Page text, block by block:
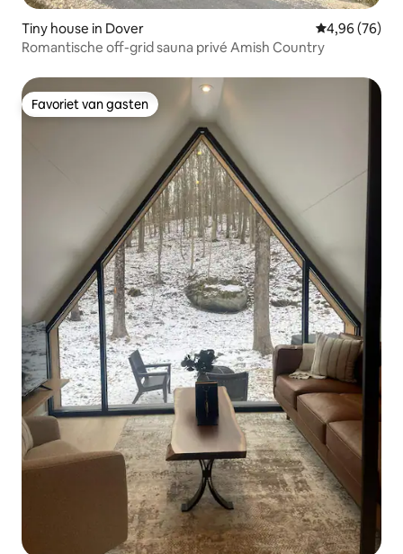
Tiny house in Dover Gemiddelde
4,96 (76)
Romantische off-grid sauna privé Amish Country
Favoriet van gasten
Favoriet van gasten